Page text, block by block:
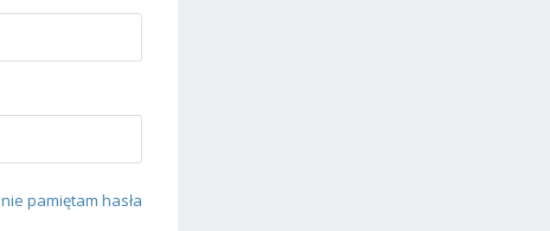
nie pamiętam hasła